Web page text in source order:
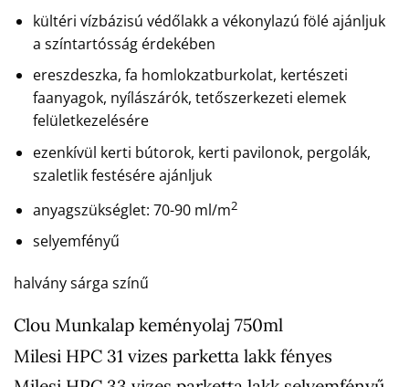
kültéri vízbázisú védőlakk a vékonylazú fölé ajánljuk
a színtartósság érdekében
ereszdeszka, fa homlokzatburkolat, kertészeti
faanyagok, nyílászárók, tetőszerkezeti elemek
felületkezelésére
ezenkívül kerti bútorok, kerti pavilonok, pergolák,
szaletlik festésére ajánljuk
anyagszükséglet: 70-90 ml/m2
selyemfényű
halvány sárga színű
Clou Munkalap keményolaj 750ml
Milesi HPC 31 vizes parketta lakk fényes